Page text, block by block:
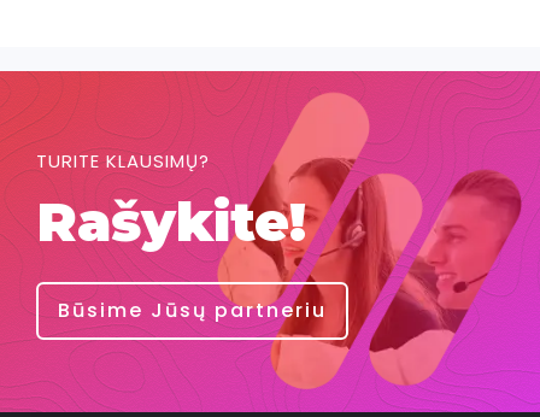
TURITE KLAUSIMŲ?
Rašykite!
Būsime Jūsų partneriu